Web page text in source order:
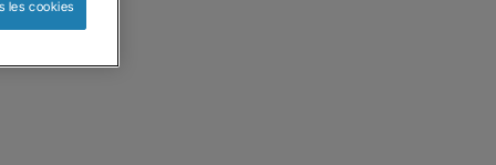
les cookies